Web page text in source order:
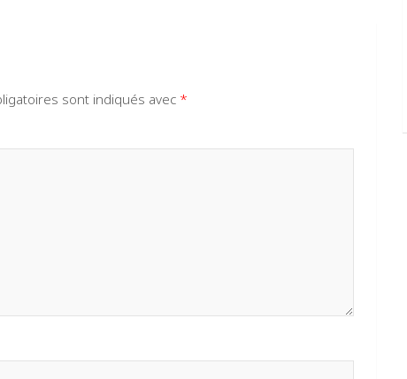
sont indiqués avec *